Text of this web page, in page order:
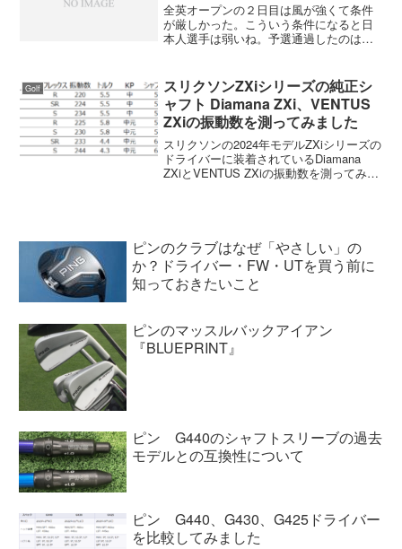
全英オープンの２日目は風が強くて条件
が厳しかった。こういう条件になると日
本人選手は弱いね。予選通過したのは谷
ッズが７４も叩いて首位から７打差と優
勝争いから後退してしまっ...
Golf
スリクソンZXiシリーズの純正シ
ャフト Diamana ZXi、VENTUS
ZXiの振動数を測ってみました
スリクソンの2024年モデルZXiシリーズの
ドライバーに装着されているDiamana
ZXiとVENTUS ZXiの振動数を測ってみま
ピンのクラブはなぜ「やさしい」の
か？ドライバー・FW・UTを買う前に
知っておきたいこと
ピンのマッスルバックアイアン
『BLUEPRINT』
ピン G440のシャフトスリーブの過去
モデルとの互換性について
ピン G440、G430、G425ドライバー
を比較してみました